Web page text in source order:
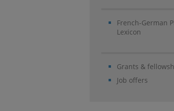
French-German
Lexicon
Grants &
Job offers